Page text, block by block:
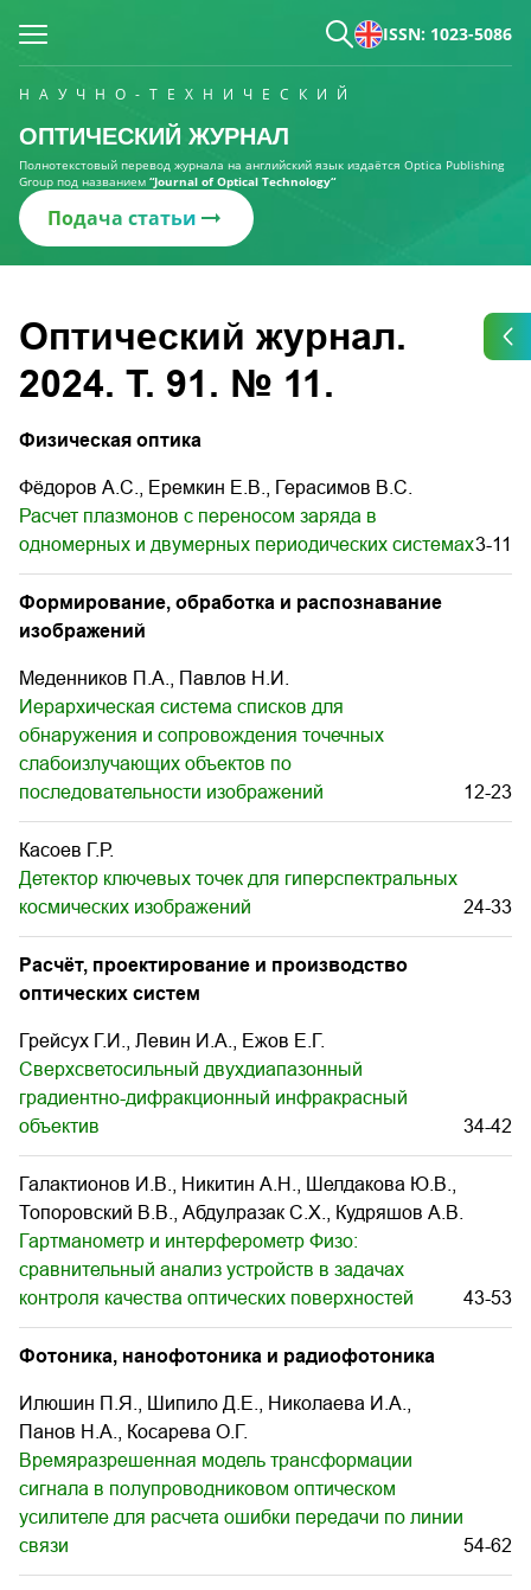
ISSN: 1023-5086
НАУЧНО-ТЕХНИЧЕСКИЙ
ОПТИЧЕСКИЙ ЖУРНАЛ
Полнотекстовый перевод журнала на английский язык издаётся Optica Publishing
Group под названием “Journal of Optical Technology“
Подача статьи
Оптический журнал.
2024. Т. 91. № 11.
Физическая оптика
Фёдоров А.С., Еремкин Е.В., Герасимов В.С.
Расчет плазмонов с переносом заряда в
одномерных и двумерных периодических системах3-11
Формирование, обработка и распознавание
изображений
Меденников П.А., Павлов Н.И.
Иерархическая система списков для
обнаружения и сопровождения точечных
слабоизлучающих объектов по
последовательности изображений
12-23
Касоев Г.Р.
Детектор ключевых точек для гиперспектральных
космических изображений
24-33
Расчёт, проектирование и производство
оптических систем
Грейсух Г.И., Левин И.А., Ежов Е.Г.
Сверхсветосильный двухдиапазонный
градиентно-дифракционный инфракрасный
объектив
34-42
Галактионов И.В., Никитин А.Н., Шелдакова Ю.В.,
Топоровский В.В., Абдулразак С.Х., Кудряшов А.В.
Гартманометр и интерферометр Физо:
сравнительный анализ устройств в задачах
контроля качества оптических поверхностей
43-53
Фотоника, нанофотоника и радиофотоника
Илюшин П.Я., Шипило Д.Е., Николаева И.А.,
Панов Н.А., Косарева О.Г.
Времяразрешенная модель трансформации
сигнала в полупроводниковом оптическом
усилителе для расчета ошибки передачи по линии
связи
54-62